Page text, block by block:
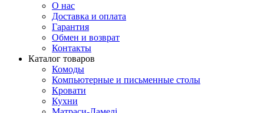
О нас
Доставка и оплата
Гарантия
Обмен и возврат
Контакты
Каталог товаров
Комоды
Компьютерные и письменные столы
Кровати
Кухни